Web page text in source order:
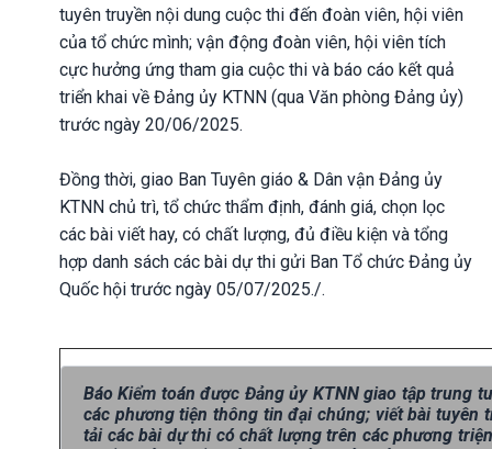
tuyên truyền nội dung cuộc thi đến đoàn viên, hội viên
của tổ chức mình; vận động đoàn viên, hội viên tích
cực hưởng ứng tham gia cuộc thi và báo cáo kết quả
triển khai về Đảng ủy KTNN (qua Văn phòng Đảng ủy)
trước ngày 20/06/2025.
Đồng thời, giao Ban Tuyên giáo & Dân vận Đảng ủy
KTNN chủ trì, tổ chức thẩm định, đánh giá, chọn lọc
các bài viết hay, có chất lượng, đủ điều kiện và tổng
hợp danh sách các bài dự thi gửi Ban Tổ chức Đảng ủy
Quốc hội trước ngày 05/07/2025./.
Báo Kiểm toán được Đảng ủy KTNN giao tập trung
các phương tiện thông tin đại chúng; viết bài tuyên
tải các bài dự thi có chất lượng trên các phương